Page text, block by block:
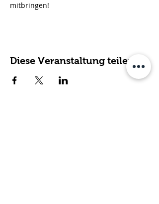
mitbringen!
Diese Veranstaltung teilen